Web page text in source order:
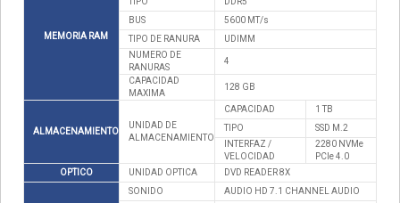
MEMORIA RAM
BUS
5600 MT/s
TIPO DE RANURA
UDIMM
NUMERO DE
RANURAS
4
CAPACIDAD
MAXIMA
128 GB
ALMACENAMIENTO
UNIDAD DE
ALMACENAMIENTO
CAPACIDAD
1 TB
TIPO
SSD M.2
INTERFAZ /
VELOCIDAD
2280 NVMe
PCIe 4.0
OPTICO
UNIDAD OPTICA DVD READER 8X
SONIDO
AUDIO HD 7.1 CHANNEL AUDIO